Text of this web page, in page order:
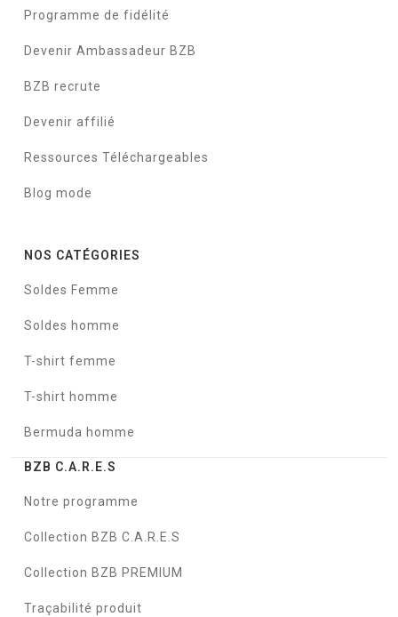
Programme de fidélité
Devenir Ambassadeur BZB
BZB recrute
Devenir affilié
Ressources Téléchargeables
Blog mode
NOS CATÉGORIES
Soldes Femme
Soldes homme
T-shirt femme
T-shirt homme
Bermuda homme
BZB C.A.R.E.S
Notre programme
Collection BZB C.A.R.E.S
Collection BZB PREMIUM
Traçabilité produit